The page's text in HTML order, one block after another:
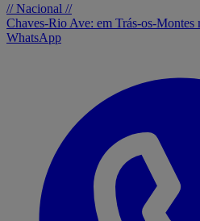
// Nacional //
Chaves-Rio Ave: em Trás-os-Montes
WhatsApp